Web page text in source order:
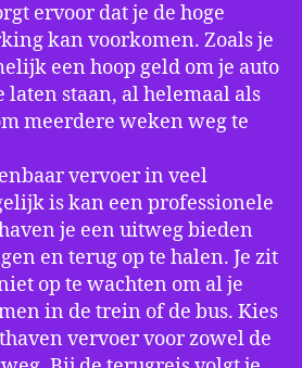
ervoor dat je de hoge
kan voorkomen. Zoals je
een hoop geld om je auto
laten staan, al helemaal als
meerdere weken weg te
vervoer in veel
is kan een professionele
je een uitweg bieden
en terug op te halen. Je zit
op te wachten om al je
in de trein of de bus. Kies
vervoer voor zowel de